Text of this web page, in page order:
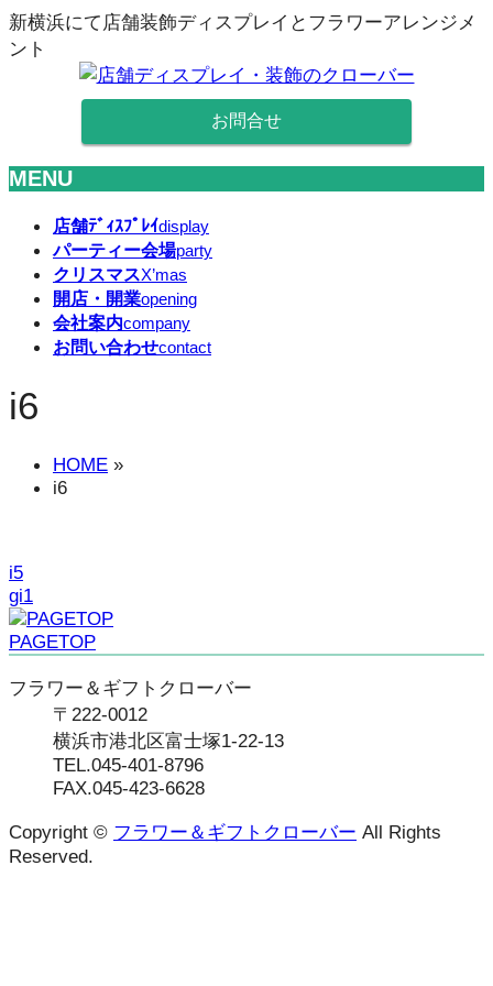
新横浜にて店舗装飾ディスプレイとフラワーアレンジメ
ント
お問合せ
MENU
す
店舗ﾃﾞｨｽﾌﾟﾚｲdisplay
パーティー会場party
クリスマスX’mas
開店・開業opening
会社案内company
お問い合わせcontact
i6
HOME »
i6
i5
gi1
PAGETOP
フラワー＆ギフトクローバー
〒222-0012
横浜市港北区富士塚1-22-13
TEL.045-401-8796
FAX.045-423-6628
Copyright © フラワー＆ギフトクローバー All Rights
Reserved.